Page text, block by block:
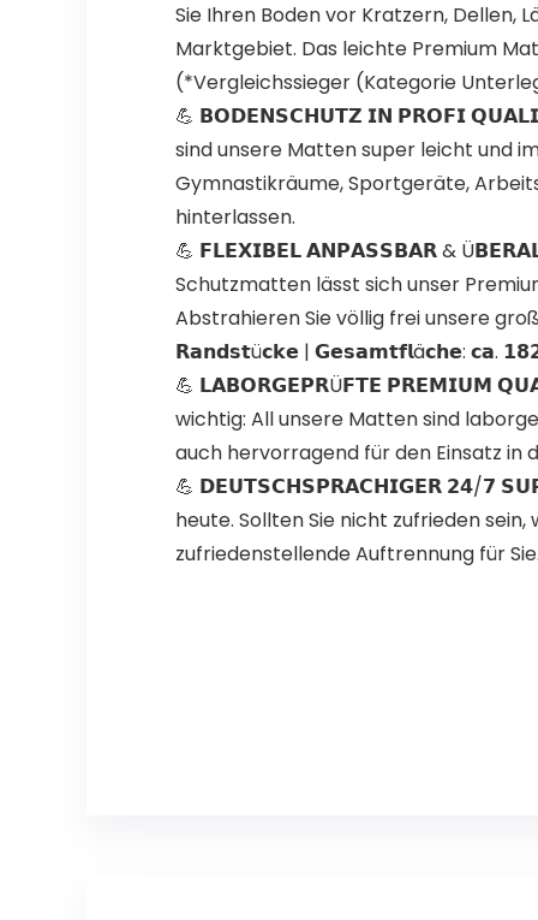
Sie Ihren Boden vor Kratzern, Dellen,
Marktgebiet. Das leichte Premium
(*Vergleichssieger (Kategorie
💪 𝗕𝗢𝗗𝗘𝗡𝗦𝗖𝗛𝗨𝗧𝗭 𝗜𝗡 𝗣𝗥𝗢𝗙𝗜
sind unsere Matten super leicht und
Gymnastikräume, Sportgeräte,
hinterlassen.
💪 𝗙𝗟𝗘𝗫𝗜𝗕𝗘𝗟 𝗔𝗡𝗣𝗔𝗦𝗦𝗕𝗔𝗥 &
Schutzmatten lässt sich unser
Abstrahieren Sie völlig frei unsere
𝗥𝗮𝗻𝗱𝘀𝘁ü𝗰𝗸𝗲 | 𝗚𝗲𝘀𝗮𝗺𝘁𝗳𝗹ä𝗰𝗵𝗲: 𝗰𝗮.
💪 𝗟𝗔𝗕𝗢𝗥𝗚𝗘𝗣𝗥Ü𝗙𝗧𝗘 𝗣𝗥𝗘𝗠𝗜𝗨𝗠
wichtig: All unsere Matten sind
auch hervorragend für den Einsatz in
💪 𝗗𝗘𝗨𝗧𝗦𝗖𝗛𝗦𝗣𝗥𝗔𝗖𝗛𝗜𝗚𝗘𝗥 𝟮𝟰/𝟳
heute. Sollten Sie nicht zufrieden
zufriedenstellende Auftrennung für Sie.